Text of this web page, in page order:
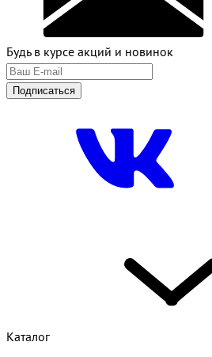
Будь в курсе акций и новинок
Подписаться
Каталог